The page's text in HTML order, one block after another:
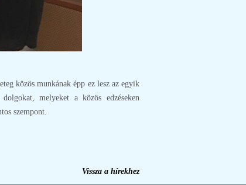
közös munkának épp ez lesz az egyik
melyeket a közös edzéseken
szempont.
Vissza a hírekhez